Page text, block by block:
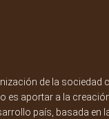
de la sociedad
es aportar a la
país, basada en